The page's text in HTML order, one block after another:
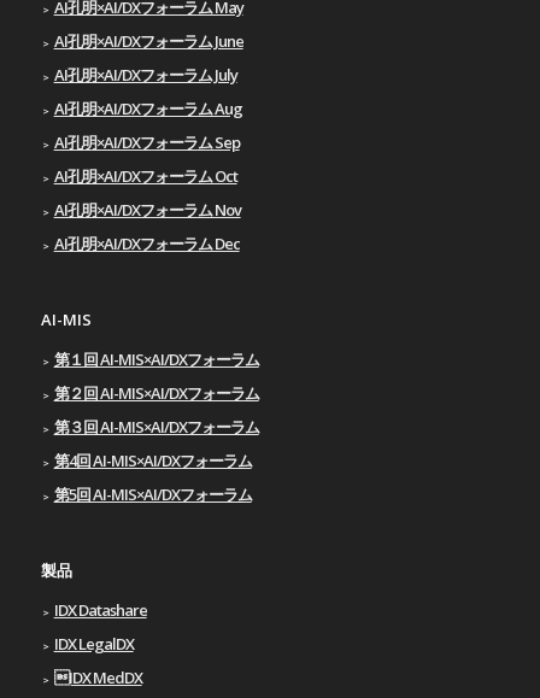
AI孔明×AI/DXフォーラム May
AI孔明×AI/DXフォーラム June
AI孔明×AI/DXフォーラム July
AI孔明×AI/DXフォーラム Aug
AI孔明×AI/DXフォーラム Sep
AI孔明×AI/DXフォーラム Oct
AI孔明×AI/DXフォーラム Nov
AI孔明×AI/DXフォーラム Dec
AI-MIS
第１回 AI-MIS×AI/DXフォーラム
第２回 AI-MIS×AI/DXフォーラム
第３回 AI-MIS×AI/DXフォーラム
第4回 AI-MIS×AI/DXフォーラム
第5回 AI-MIS×AI/DXフォーラム
製品
IDX Datashare
IDX LegalDX
IDX MedDX